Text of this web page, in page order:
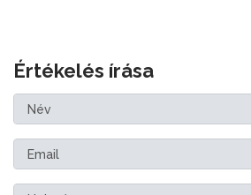
Értékelés írása